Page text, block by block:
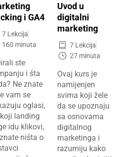
i GA4
7 Lekcija
160 minuta
ste
i šta
Ne znate
vam se
oglasi,
landing
idu klikovi,
ništa o
Uvod u
digitalni
marketing
7 Lekcija
27 minuta
Ovaj kurs je
namijenjen
svima koji žele
da se upoznaju
sa osnovama
digitalnog
marketinga i
razumiju kako